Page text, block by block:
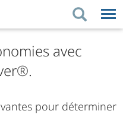
CONSEILS D'ACHAT
avec
pour déterminer